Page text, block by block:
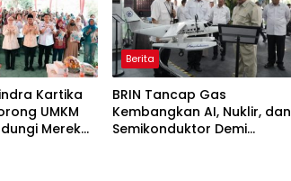
Kartika
UMKM
Merek
Berita
BRIN Tancap Gas
Kembangkan AI, Nuklir, dan
Semikonduktor Demi